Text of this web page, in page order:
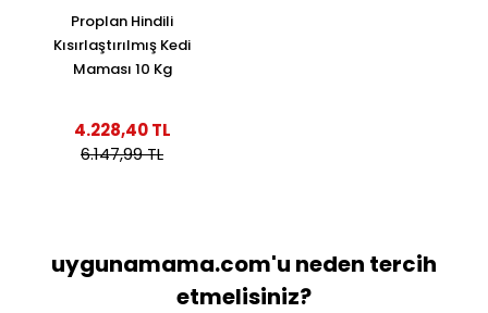
Proplan Hindili
Kısırlaştırılmış Kedi
Maması 10 Kg
4.228,40 TL
6.147,99 TL
uygunamama.com'u neden tercih
etmelisiniz?